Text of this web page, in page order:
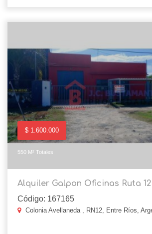
$ 1.600.000
550 M² Totales
Alquiler Galpon Oficinas Ruta 12
Código: 167165
Colonia Avellaneda , RN12, Entre Ríos,